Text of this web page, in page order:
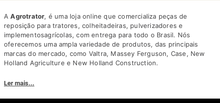
AAgrotrator, é uma loja online que comercializa peças de
reposição para tratores, colheitadeiras, pulverizadores e
implementosagrícolas, com entrega para todo o Brasil. Nós
oferecemos uma ampla variedade de produtos, das principais
marcas do mercado, como Valtra, Massey Ferguson, Case, New
Holland Agriculture e New Holland Construction.
competitivos. Nós também oferecemos um atendimento
personalizado, com equipe de profissionais altamente capacitados
Ler mais...